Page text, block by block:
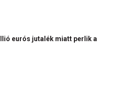
eurós jutalék miatt perlik a